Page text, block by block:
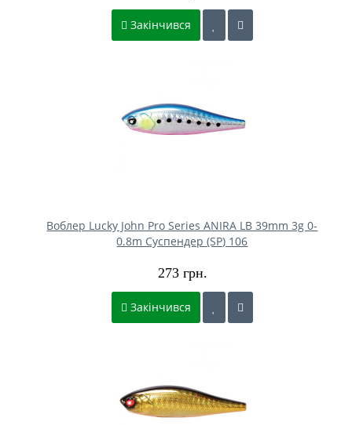
Закінчився
Воблер Lucky John Pro Series ANIRA LB 39mm 3g 0-
0.8m Cуспендер (SP) 106
273 грн.
Закінчився